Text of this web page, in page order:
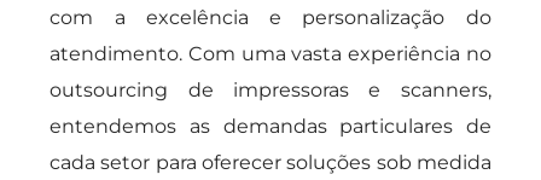
com a excelência e personalização do
atendimento. Com uma vasta experiência no
outsourcing de impressoras e scanners,
entendemos as demandas particulares de
cada setor para oferecer soluções sob medida